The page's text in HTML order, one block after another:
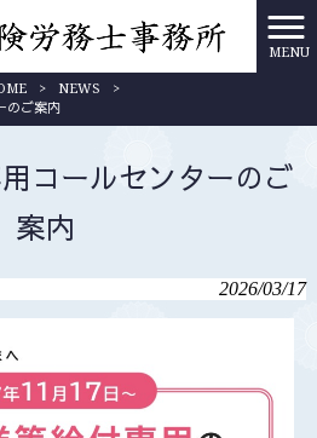
MENU
> NEWS
>
のご案内
コールセンターのご
案内
2026/03/17